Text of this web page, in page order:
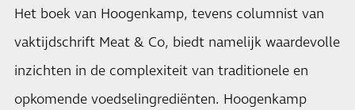
Het boek van Hoogenkamp, tevens columnist van
vaktijdschrift Meat & Co, biedt namelijk waardevolle
inzichten in de complexiteit van traditionele en
opkomende voedselingrediënten. Hoogenkamp